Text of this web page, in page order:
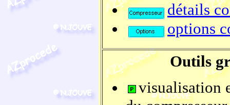
détails
options
Outils
visualisation